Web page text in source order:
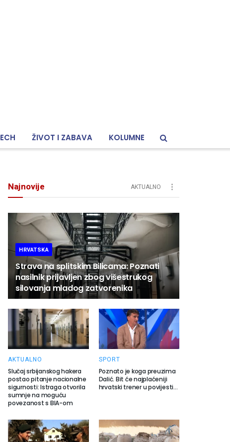
ŽIVOT I ZABAVA KOLUMNE
Najnovije AKTUALNO
HRVATSKA
Strava na splitskim Bilicama: Poznati
nasilnik prijavljen zbog višestrukog
silovanja mladog zatvorenika
AKTUALNO
Slučaj srbijanskog hakera
postao pitanje nacionalne
sigurnosti: Istraga otvorila
sumnje na moguću
povezanost s BIA-om
SPORT
Poznato je koga preuzima
Dalić. Bit će najplaćeniji
hrvatski trener u povijesti…